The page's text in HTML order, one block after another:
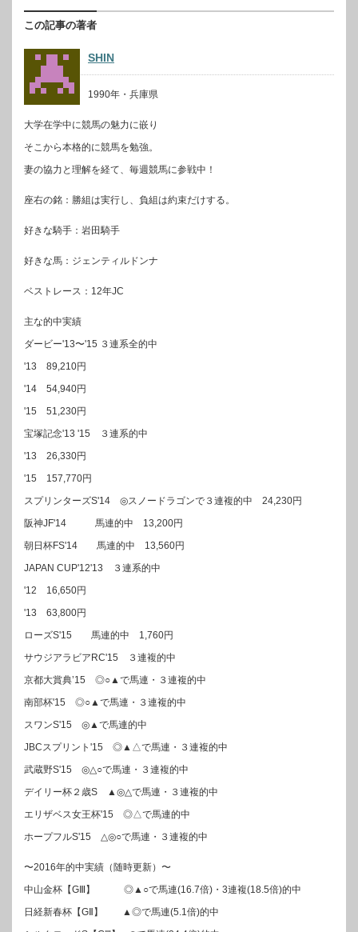
この記事の著者
SHIN
1990年・兵庫県
大学在学中に競馬の魅力に嵌り
そこから本格的に競馬を勉強。
妻の協力と理解を経て、毎週競馬に参戦中！
座右の銘：勝組は実行し、負組は約束だけする。
好きな騎手：岩田騎手
好きな馬：ジェンティルドンナ
ベストレース：12年JC
主な的中実績
ダービー'13〜'15 ３連系全的中
'13 89,210円
'14 54,940円
'15 51,230円
宝塚記念'13 '15 ３連系的中
'13 26,330円
'15 157,770円
スプリンターズS'14 ◎スノードラゴンで３連複的中 24,230円
阪神JF'14 馬連的中 13,200円
朝日杯FS'14 馬連的中 13,560円
JAPAN CUP'12'13 ３連系的中
'12 16,650円
'13 63,800円
ローズS'15 馬連的中 1,760円
サウジアラビアRC'15 ３連複的中
京都大賞典’15 ◎○▲で馬連・３連複的中
南部杯'15 ◎○▲で馬連・３連複的中
スワンS'15 ◎▲で馬連的中
JBCスプリント'15 ◎▲△で馬連・３連複的中
武蔵野S'15 ◎△○で馬連・３連複的中
デイリー杯２歳S ▲◎△で馬連・３連複的中
エリザベス女王杯'15 ◎△で馬連的中
ホープフルS'15 △◎○で馬連・３連複的中
〜2016年的中実績（随時更新）〜
中山金杯【GⅢ】 ◎▲○で馬連(16.7倍)・3連複(18.5倍)的中
日経新春杯【GⅡ】 ▲◎で馬連(5.1倍)的中